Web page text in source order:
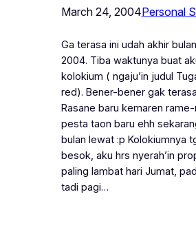
March 24, 2004Personal
Ga terasa ini udah akhir
2004. Tiba waktunya buat
kolokium ( ngaju’in judul
red). Bener-bener gak
Rasane baru kemaren
pesta taon baru ehh
bulan lewat :p Kolokiumnya
besok, aku hrs nyerah’in
paling lambat hari Jumat,
tadi pagi…